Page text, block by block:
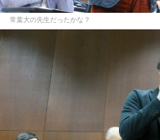
常葉大の先生だったかな？